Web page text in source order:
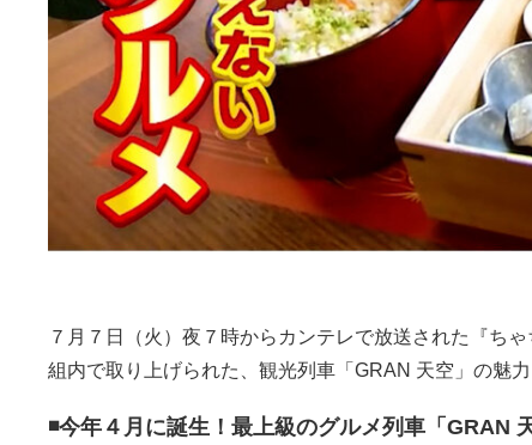
７月７日（火）夜７時からカンテレで放送された『ち
組内で取り上げられた、観光列車「GRAN 天空」の魅
◾️今年４月に誕生！最上級のグルメ列車「GRAN